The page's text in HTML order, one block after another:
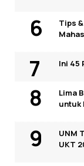
Tips
Ini 45
Lima
untuk
UNM
UKT